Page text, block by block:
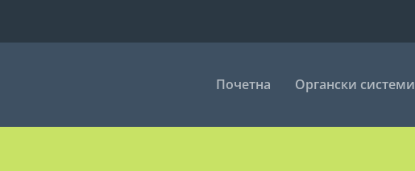
Почетна Органски системи